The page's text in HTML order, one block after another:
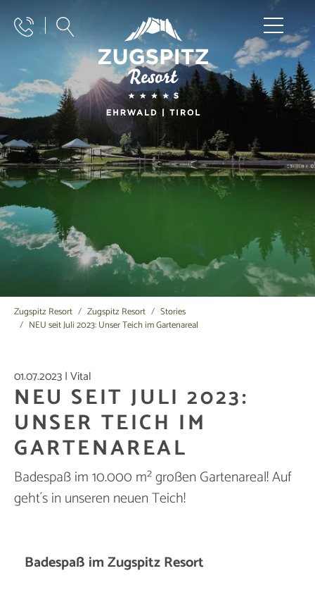
Zugspitz Resort Zugspitz Resort
Stories
NEU seit Juli 2023: Unser Teich im Gartenareal
01.07.2023|Vital
NEU SEIT JULI 2023:
UNSER TEICH IM
GARTENAREAL
Badespaß im 10.000 m² großen Gartenareal! Auf
geht´s in unseren neuen Teich!
Badespaß im Zugspitz Resort